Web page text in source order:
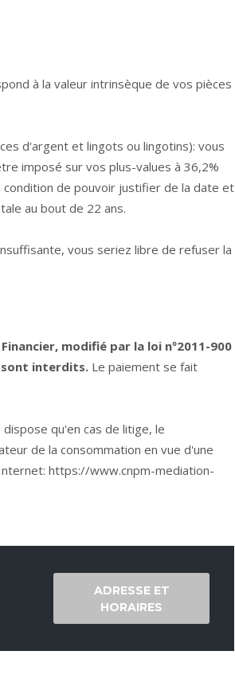
à la valeur intrinsèque de vos pièces
d'argent et lingots ou lingotins): vous
imposé sur vos plus-values à 36,2%
de pouvoir justifier de la date et
au bout de 22 ans.
vous seriez libre de refuser la
modifié par la loi nº2011-900
sont interdits.Le paiement se fait
qu'en cas de litige, le
de la consommation en vue d'une
https://www.cnpm-mediation-
ADRESSE ET
HORAIRES